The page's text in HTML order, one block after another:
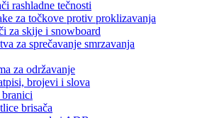
rashladne tečnosti
za točkove protiv proklizavanja
za skije i snowboard
za sprečavanje smrzavanja
za održavanje
brojevi i slova
brisača